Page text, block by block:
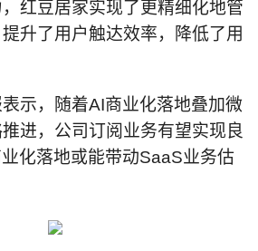
红豆居家实现了更精细化地管
升了用户触达效率，降低了用
示，随着AI商业化落地叠加微
进，公司订阅业务有望实现良
化落地或能带动SaaS业务估